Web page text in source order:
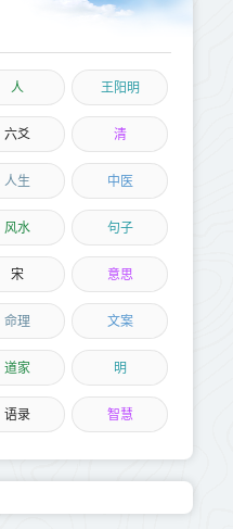
人 王阳明
六爻 清
人生 中医
风水 句子
宋 意思
命理 文案
道家 明
语录 智慧